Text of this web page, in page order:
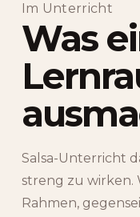
Im Unterricht
Was
Salsa-Unterricht
streng zu wirken.
Rahmen,